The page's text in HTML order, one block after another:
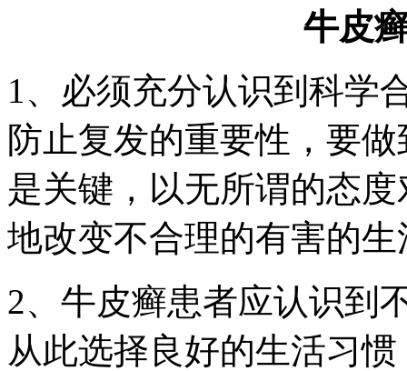
牛皮
1、必须充分认识到科学
防止复发的重要性，要
是关键，以无所谓的态
地改变不合理的有害的
2、牛皮癣患者应认识到
从此选择良好的生活习